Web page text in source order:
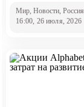
Мир, Новости, Россия
16:00, 26 июля, 2026